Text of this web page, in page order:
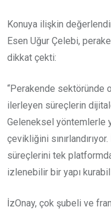
Konuya ilişkin
Esen Uğur Çelebi,
dikkat çekti:
“Perakende sektöründe
ilerleyen süreçlerin
Geleneksel yöntemlerle
çevikliğini
süreçlerini tek
izlenebilir bir yapı
İzOnay, çok şubeli ve